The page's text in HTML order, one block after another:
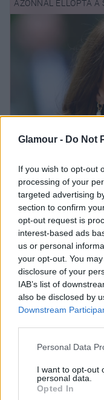
Glamour - Do Not
If you wish to opt-out
processing of your
targeted advertising
section to confirm
opt-out request is
interest-based ads
us or personal
your opt-out. You
disclosure of your
IAB’s list of
also be disclosed by
Downstream
Please note that this
not limited to your
grant or deny
use your data for
Personal Data
I want to opt-out
personal data.
Opted In
8 alkalom,
szokatlanul
tündökölt, és
royal-szabályok
család tagjaként